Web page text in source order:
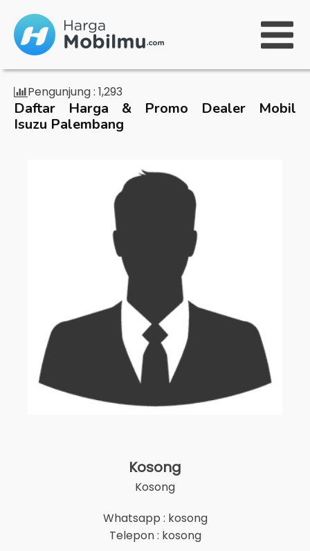
Pengunjung : 1,293
Daftar Harga & Promo Dealer Mobil
Isuzu Palembang
Kosong
Kosong
Whatsapp : kosong
Telepon : kosong